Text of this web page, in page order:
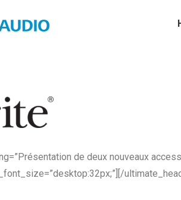
de deux nouveaux